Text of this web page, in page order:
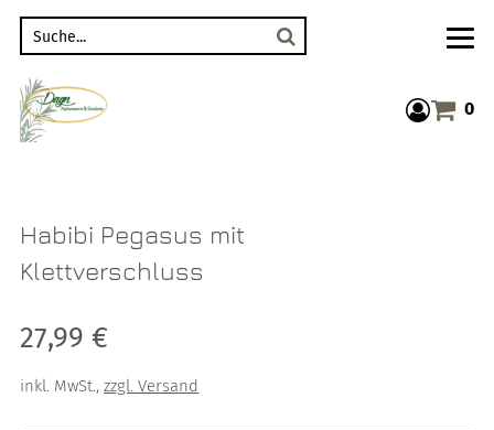
0
Habibi Pegasus mit
Klettverschluss
Verkaufspreis: 27,99 €
27,99 €
inkl. MwSt.,zzgl. Versand